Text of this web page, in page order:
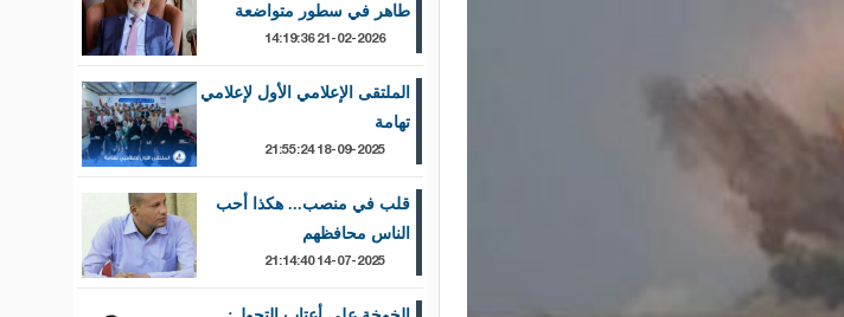
طاهر في سطور متواضعة
21-02-2026 14:19:36
الملتقى الإعلامي الأول لإعلامي
تهامة
18-09-2025 21:55:24
قلب في منصب... هكذا أحب
الناس محافظهم
14-07-2025 21:14:40